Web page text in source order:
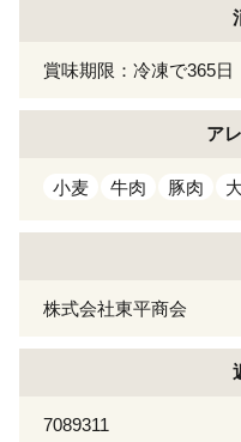
賞味期限：冷凍で365日
ア
小麦 牛肉 豚肉
株式会社東平商会
7089311